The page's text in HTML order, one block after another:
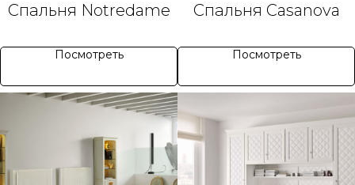
Спальня Notredame
Посмотреть
Спальня Casanova
Посмотреть